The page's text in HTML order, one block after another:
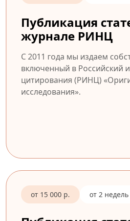
Публикация
журнале РИНЦ
С 2011 года мы издаем
включенный в Российский
цитирования (РИНЦ)
исследования».
от 15 000 р. от 2 недель